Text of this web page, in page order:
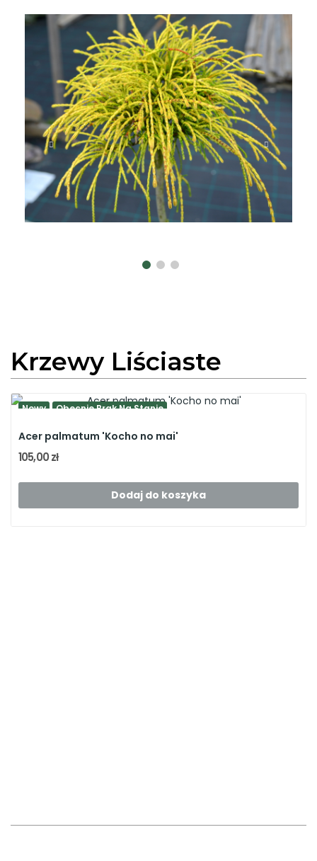
Krzewy Liściaste
Nowy Obecnie Brak Na Stanie
Acer palmatum 'Kocho no mai'
105,00 zł
Dodaj do koszyka